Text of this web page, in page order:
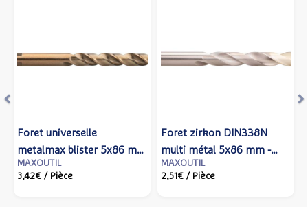
Foret universelle
metalmax blister 5x86 mm
- IZAR - 80114 - Izar cutting
MAXOUTIL
3,42€ / Pièce
Foret zirkon DIN338N
multi métal 5x86 mm -
IZAR - 14758 - Izar cutting
MAXOUTIL
2,51€ / Pièce